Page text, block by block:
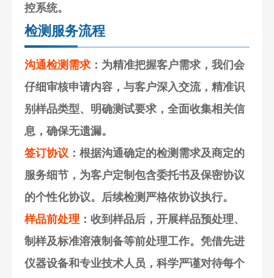
控系统。
检测服务流程
沟通检测需求 ：为精准把握客户需求，我们会
仔细审核申请内容，与客户深入交流，精准识
别样品类型、明确测试要求，全面收集相关信
息，确保无遗漏。
签订协议 ：根据沟通确定的检测需求及商定的
服务细节，为客户定制包含委托书及保密协议
的个性化协议。后续检测严格依协议执行。
样品前处理 ：收到样品后，开展样品预处理、
制样及标准溶液制备等前处理工作。凭借先进
仪器设备和专业技术人员，科学严谨对待每个